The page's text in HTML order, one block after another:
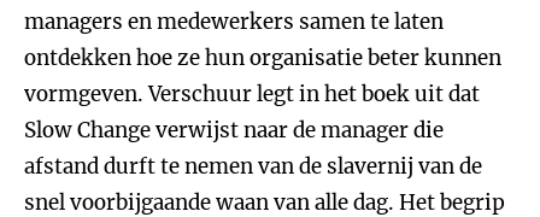
managers en medewerkers samen te laten
ontdekken hoe ze hun organisatie beter kunnen
vormgeven. Verschuur legt in het boek uit dat
Slow Change verwijst naar de manager die
afstand durft te nemen van de slavernij van de
snel voorbijgaande waan van alle dag. Het begrip